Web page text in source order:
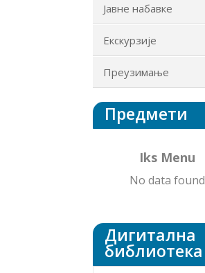
Јавне набавке
Екскурзије
Преузимање
Предмети
Iks Menu
No data found
Дигитална
библиотека